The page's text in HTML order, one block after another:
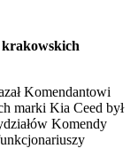
krakowskich
Komendantowi
marki Kia Ceed był
Komendy